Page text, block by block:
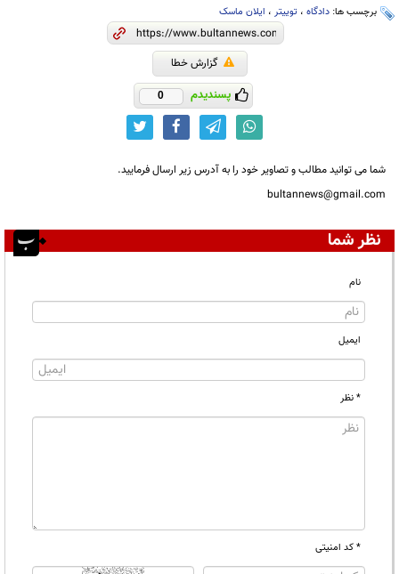
برچسب ها: دادگاه ، توییتر ، ایلان ماسک
گزارش خطا
پسندیدم 0
شما می توانید مطالب و تصاویر خود را به آدرس زیر ارسال فرمایید.
bultannews@gmail.com
نظر شما
نام
ایمیل
* نظر
* کد امنیتی